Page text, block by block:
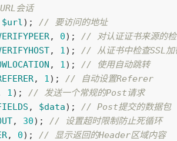
会话
$url);
// 要访问的地址
, 0);
// 对认证证书来源的
, 1);
// 从证书中检查SSL加
, 1);
// 使用自动跳转
, 1);
// 自动设置Referer
1);
// 发送一个常规的Post请求
, $data);
// Post提交的数据包
, 30);
// 设置超时限制防止死循环
, 0);
// 显示返回的Header区域内容